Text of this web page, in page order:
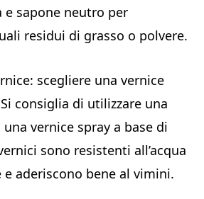
e sapone neutro per
residui di grasso o polvere.
scegliere una vernice
consiglia di utilizzare una
vernice spray a base di
sono resistenti all’acqua
aderiscono bene al vimini.